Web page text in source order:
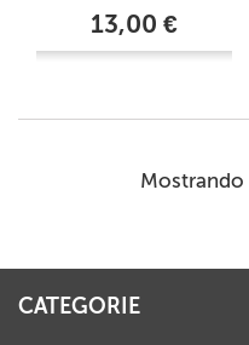
13,00 €
Mostrando
CATEGORIE